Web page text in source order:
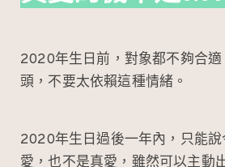
2020年生日前，對象都不夠合
頭，不要太依賴這種情緒。
2020年生日過後一年內，只能
愛，也不是真愛，雖然可以主動